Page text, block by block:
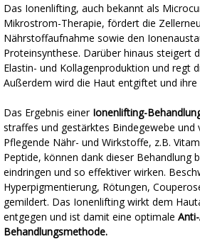
Das Ionenlifting, auch bekannt als
Mikrostrom-Therapie, fördert die
Nährstoffaufnahme sowie den
Proteinsynthese. Darüber hinaus steigert
Elastin- und Kollagenproduktion und regt
Außerdem wird die Haut entgiftet und
Das Ergebnis einer Ionenlifting-
straffes und gestärktes Bindegewebe und
Pflegende Nähr- und Wirkstoffe, z.B.
Peptide, können dank dieser Behandlung
eindringen und so effektiver wirken.
Hyperpigmentierung, Rötungen,
gemildert. Das Ionenlifting wirkt dem
entgegen und ist damit eine optimale
Behandlungsmethode.